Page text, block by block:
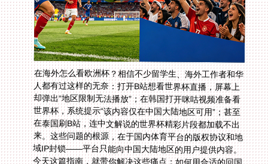
在海外怎么看欧洲杯？相信不少留学生、海外工作者和华
人都有过这样的无奈：打开B站想看世界杯直播，屏幕上
却弹出“地区限制无法播放”；在韩国打开咪咕视频准备看
世界杯，系统提示“该内容仅在中国大陆地区可用”；甚至
在泰国刷B站，连中文解说的世界杯精彩片段都加载不出
来。这些问题的根源，在于国内体育平台的版权协议和地
域IP封锁——平台只能向中国大陆地区的用户提供内容。
今天这篇指南，就带你解决这些痛点：如何用合适的回国
加速器，突破地域限制，流畅观看NBA、足球赛事（包括
即将到来的2026美加墨世界杯），还能享受熟悉的中文